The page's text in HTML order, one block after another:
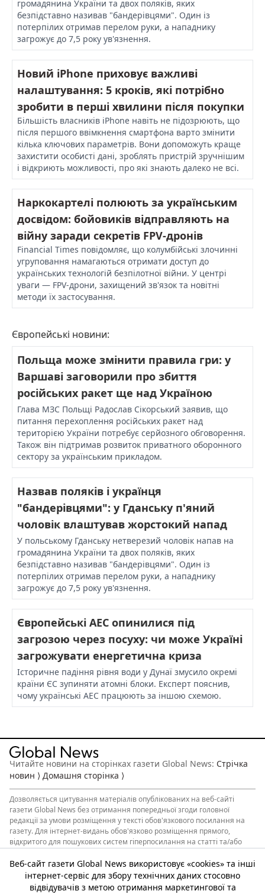
громадянина України та двох поляків, яких
безпідставно називав "бандерівцями". Один із
потерпілих отримав перелом руки, а нападнику
загрожує до 7,5 року ув'язнення.
Новий iPhone приховує важливі
налаштування: 5 кроків, які потрібно
зробити в перші хвилини після покупки
Більшість власників iPhone навіть не підозрюють, що
після першого ввімкнення смартфона варто змінити
кілька ключових параметрів. Вони допоможуть краще
захистити особисті дані, зроблять пристрій зручнішим
і відкриють можливості, про які знають далеко не всі.
Наркокартелі полюють за українським
досвідом: бойовиків відправляють на
війну заради секретів FPV-дронів
Financial Times повідомляє, що колумбійські злочинні
угруповання намагаються отримати доступ до
українських технологій безпілотної війни. У центрі
уваги — FPV-дрони, захищений зв'язок та новітні
методи їх застосування.
Європейські новини:
Польща може змінити правила гри: у
Варшаві заговорили про збиття
російських ракет ще над Україною
Глава МЗС Польщі Радослав Сікорський заявив, що
питання перехоплення російських ракет над
територією України потребує серйозного обговорення.
Також він підтримав розвиток приватного оборонного
сектору за українським прикладом.
Назвав поляків і українця
"бандерівцями": у Гданську п'яний
чоловік влаштував жорстокий напад
У польському Гданську нетверезий чоловік напав на
громадянина України та двох поляків, яких
безпідставно називав "бандерівцями". Один із
потерпілих отримав перелом руки, а нападнику
загрожує до 7,5 року ув'язнення.
Європейські АЕС опинилися під
загрозою через посуху: чи може Україні
загрожувати енергетична криза
Історичне падіння рівня води у Дунаї змусило окремі
країни ЄС зупиняти атомні блоки. Експерт пояснив,
чому українські АЕС працюють за іншою схемою.
Читайте новини на сторінках газети Global News: Стрічка
новин ⟩ Домашня сторінка ⟩
Дозволяється цитування матеріалівопублікованих на веб-сайті
газети Global News без отримання попередньої згоди головної
редакції за умови розміщення у тексті обов'язкового посилання на
газету. Для інтернет-видань обов'язково розміщення прямого,
відкритого для пошукових систем гіперпосилання на статті та/або
розміщення відкритого для пошукових систем гіперпосилання не
нижче другого абзацу в тексті або як джерело. Порушення
авторських та виняткових прав переслідується згідно із
Веб-сайт газети Global News використовує «cookies» та інші
інтернет-сервіс для збору технічних даних стосовно
відвідувачів з метою отримання маркетингової та